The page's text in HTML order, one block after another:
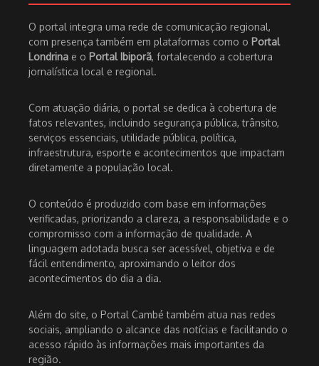
O portal integra uma rede de comunicação regional,
com presença também em plataformas como o Portal
Londrina e o Portal Ibiporã, fortalecendo a cobertura
jornalística local e regional.
Com atuação diária, o portal se dedica à cobertura de
fatos relevantes, incluindo segurança pública, trânsito,
serviços essenciais, utilidade pública, política,
infraestrutura, esporte e acontecimentos que impactam
diretamente a população local.
O conteúdo é produzido com base em informações
verificadas, priorizando a clareza, a responsabilidade e o
compromisso com a informação de qualidade. A
linguagem adotada busca ser acessível, objetiva e de
fácil entendimento, aproximando o leitor dos
acontecimentos do dia a dia.
Além do site, o Portal Cambé também atua nas redes
sociais, ampliando o alcance das notícias e facilitando o
acesso rápido às informações mais importantes da
região.